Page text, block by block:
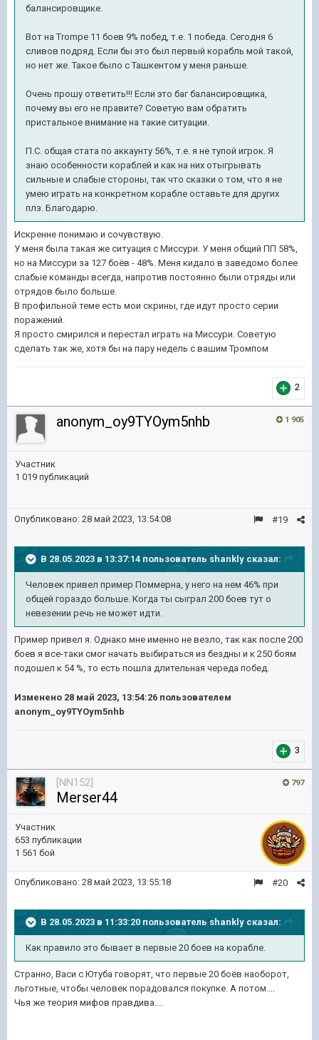
балансировщике.
Вот на Trompe 11 боев 9% побед, т.е. 1 победа. Сегодня 6
сливов подряд. Если бы это был первый корабль мой такой,
но нет же. Такое было с Ташкентом у меня раньше.
Очень прошу ответить!!! Если это баг балансировщика,
почему вы его не правите? Советую вам обратить
пристальное внимание на такие ситуации.
П.С. общая стата по аккаунту 56%, т.е. я не тупой игрок. Я
знаю особенности кораблей и как на них отыгрывать
сильные и слабые стороны, так что сказки о том, что я не
умею играть на конкретном корабле оставьте для других
плз. Благодарю.
Искренне понимаю и сочувствую.
У меня была такая же ситуация с Миссури. У меня общий ПП 58%,
но на Миссури за 127 боёв - 48%. Меня кидало в заведомо более
слабые команды всегда, напротив постоянно были отряды или
отрядов было больше.
В профильной теме есть мои скрины, где идут просто серии
поражений.
Я просто смирился и перестал играть на Миссури. Советую
сделать так же, хотя бы на пару недель с вашим Тромпом
2
1 905
anonym_oy9TYOym5nhb
Участник
1 019 публикаций
#19
Опубликовано: 28 май 2023, 13:54:08
В 28.05.2023 в 13:37:14 пользователь shankly сказал:
Человек привел пример Поммерна, у него на нем 46% при
общей гораздо больше. Когда ты сыграл 200 боев тут о
невезении речь не может идти.
Пример привел я. Однако мне именно не везло, так как после 200
боев я все-таки смог начать выбираться из бездны и к 250 боям
подошел к 54 %, то есть пошла длительная череда побед.
Изменено 28 май 2023, 13:54:26 пользователем
anonym_oy9TYOym5nhb
3
797
[NN152]
Merser44
Участник
653 публикации
1 561 бой
#20
Опубликовано: 28 май 2023, 13:55:18
В 28.05.2023 в 11:33:20 пользователь shankly сказал:
Как правило это бывает в первые 20 боев на корабле.
Странно, Васи с Ютуба говорят, что первые 20 боёв наоборот,
льготные, чтобы человек порадовался покупке. А потом....
Чья же теория мифов правдива....